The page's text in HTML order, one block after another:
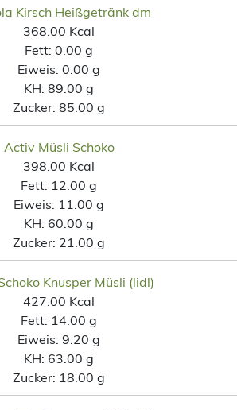
Kirsch Heißgetränk dm
368.00 Kcal
Fett: 0.00 g
Eiweis: 0.00 g
KH: 89.00 g
Zucker: 85.00 g
Activ Müsli Schoko
398.00 Kcal
Fett: 12.00 g
Eiweis: 11.00 g
KH: 60.00 g
Zucker: 21.00 g
Knusper Müsli (lidl)
427.00 Kcal
Fett: 14.00 g
Eiweis: 9.20 g
KH: 63.00 g
Zucker: 18.00 g